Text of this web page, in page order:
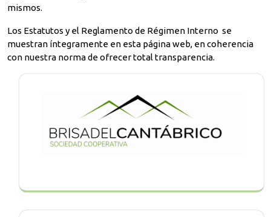
mismos.
Los Estatutos y el Reglamento de Régimen Interno se
muestran íntegramente en esta página web, en coherencia
con nuestra norma de ofrecer total transparencia.